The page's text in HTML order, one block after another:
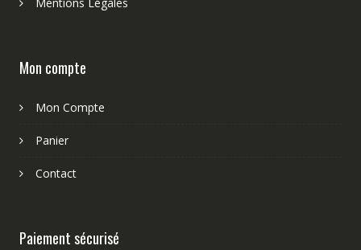
Mentions Légales
Mon compte
Mon Compte
Panier
Contact
Paiement sécurisé